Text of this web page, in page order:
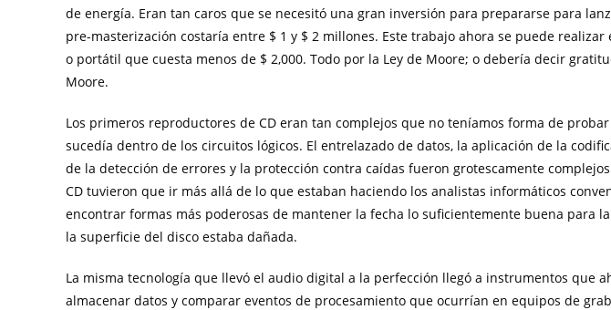
de energía. Eran tan caros que se necesitó una gran inversión para prepararse para
pre-masterización costaría entre $ 1 y $ 2 millones. Este trabajo ahora se puede
o portátil que cuesta menos de $ 2,000. Todo por la Ley de Moore; o debería decir
Moore.
Los primeros reproductores de CD eran tan complejos que no teníamos forma de
sucedía dentro de los circuitos lógicos. El entrelazado de datos, la aplicación de la
de la detección de errores y la protección contra caídas fueron grotescamente
CD tuvieron que ir más allá de lo que estaban haciendo los analistas informáticos
encontrar formas más poderosas de mantener la fecha lo suficientemente buena para
la superficie del disco estaba dañada.
La misma tecnología que llevó el audio digital a la perfección llegó a instrumentos que
almacenar datos y comparar eventos de procesamiento que ocurrían en equipos de